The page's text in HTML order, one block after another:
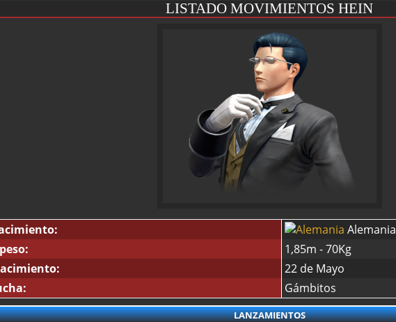
LISTADO MOVIMIENTOS HEIN
Alemania
1,85m - 70Kg
22 de Mayo
Gámbitos
LANZAMIENTOS